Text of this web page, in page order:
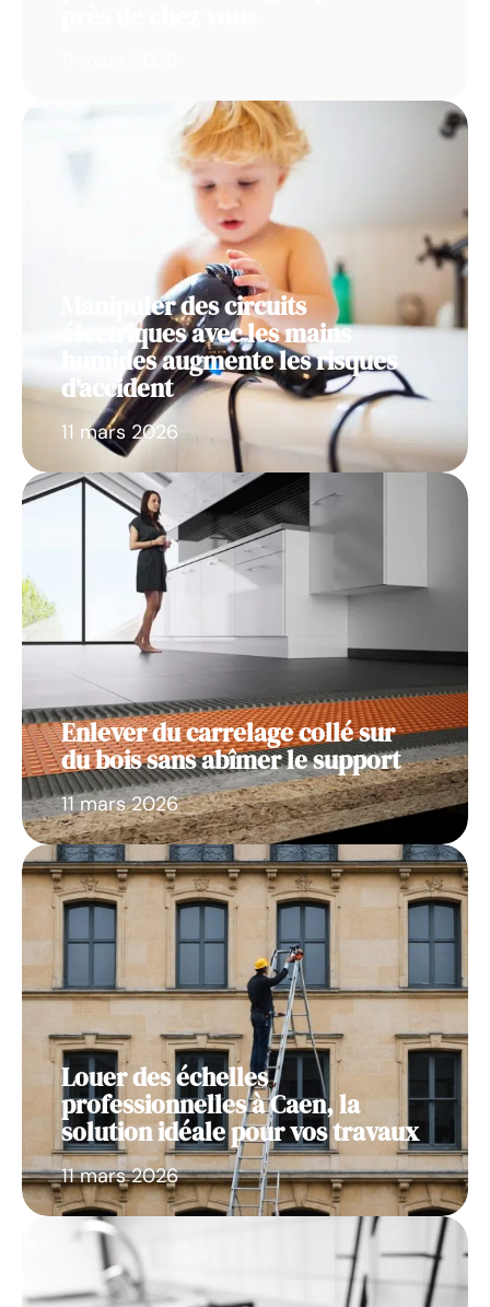
Manipuler des circuits
électriques avec les mains
humides augmente les risques
d’accident
11 mars 2026
Enlever du carrelage collé sur
du bois sans abîmer le support
11 mars 2026
Louer des échelles
professionnelles à Caen, la
solution idéale pour vos travaux
11 mars 2026